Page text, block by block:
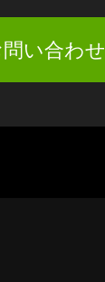
問い合わせ